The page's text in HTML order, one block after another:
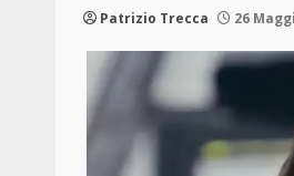
Patrizio Trecca 26